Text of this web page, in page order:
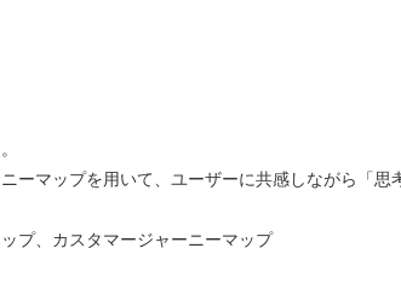
マップを⽤いて、ユーザーに共感しながら「思
プ、カスタマージャーニーマップ